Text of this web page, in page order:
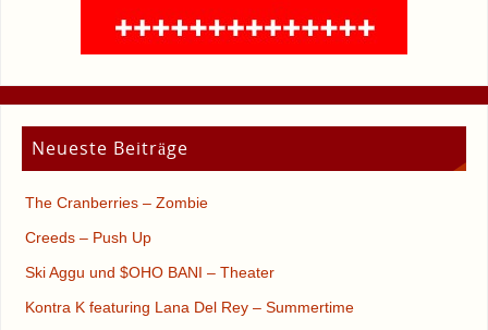
Neueste Beiträge
The Cranberries – Zombie
Creeds – Push Up
Ski Aggu und $OHO BANI – Theater
Kontra K featuring Lana Del Rey – Summertime